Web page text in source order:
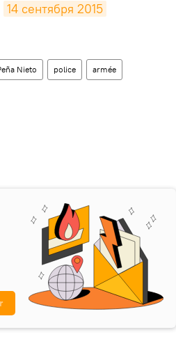
14 сентября 2015
Nieto police armée